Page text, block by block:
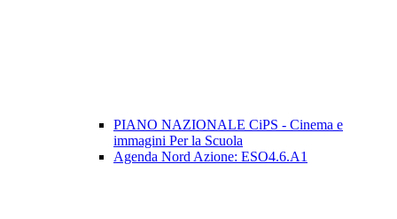
PIANO NAZIONALE CiPS - Cinema e
immagini Per la Scuola
Agenda Nord Azione: ESO4.6.A1